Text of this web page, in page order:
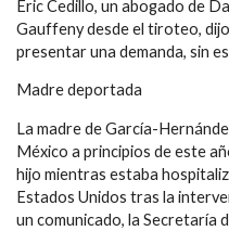
Eric Cedillo, un abogado de
Gauffeny desde el tiroteo,
presentar una demanda, sin
Madre deportada
La madre de García-
México a principios de este
hijo mientras estaba
Estados Unidos tras la
un comunicado, la Secretaría